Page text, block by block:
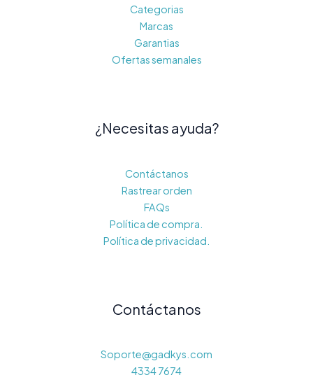
Categorias
Marcas
Garantias
Ofertas semanales
¿Necesitas ayuda?
Contáctanos
Rastrear orden
FAQs
Política de compra.
Política de privacidad.
Contáctanos
Soporte@gadkys.com
4334 7674